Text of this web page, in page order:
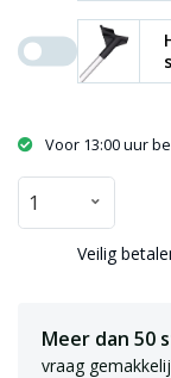
Voor 13:00 uur
Veilig
Meer dan 50
vraag